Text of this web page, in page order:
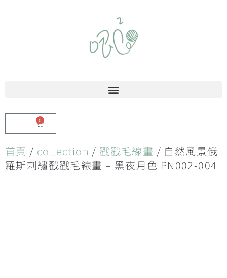
0
首頁 / collection / 戳戳毛線畫 / 自然風景俄
羅斯刺繡戳戳毛線畫 – 黑夜月色 PN002-004